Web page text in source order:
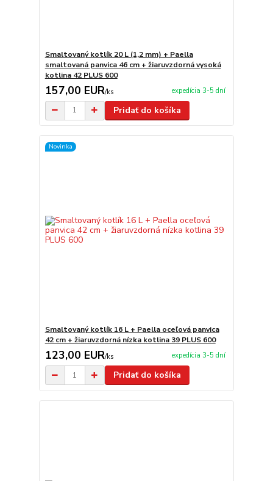
Smaltovaný kotlík 20 L (1,2 mm) + Paella
smaltovaná panvica 46 cm + žiaruvzdorná vysoká
kotlina 42 PLUS 600
157,00 EUR/ks expedícia 3-5 dní
Pridať do košíka
Novinka
Smaltovaný kotlík 16 L + Paella oceľová panvica
42 cm + žiaruvzdorná nízka kotlina 39 PLUS 600
123,00 EUR/ks expedícia 3-5 dní
Pridať do košíka